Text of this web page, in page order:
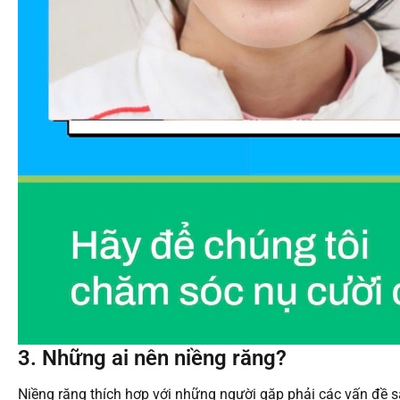
3. Những ai nên niềng răng?
Niềng răng thích hợp với những người gặp phải các vấn đề